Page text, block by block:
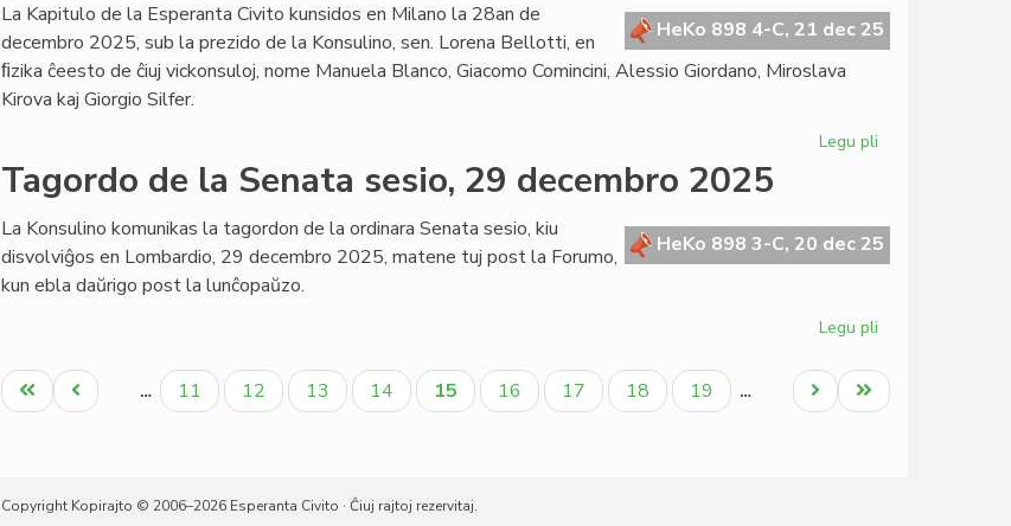
malfirmas,
Martinelli
konfirmas
HeKo 898 4-C, 21 dec 25
La Kapitulo de la Esperanta Civito kunsidos en Milano la 28an de
decembro 2025, sub la prezido de la Konsulino, sen. Lorena Bellotti, en
ﬁzika ĉeesto de ĉiuj vickonsuloj, nome Manuela Blanco, Giacomo Comincini, Alessio Giordano, Miroslava
Kirova kaj Giorgio Silfer.
Legu pli
fizike
en
Tagordo de la Senata sesio, 29 decembro 2025
HeKo 898 3-C, 20 dec 25
La Konsulino komunikas la tagordon de la ordinara Senata sesio, kiu
disvolviĝos en Lombardio, 29 decembro 2025, matene tuj post la Forumo,
kun ebla daŭrigo post la lunĉopaŭzo.
Legu pli
de
la
Pagination
Unua
paĝo
Antaŭa
paĝo
… Paĝo
11 Paĝo
12 Paĝo
13 Paĝo
14
Aktuala
paĝo
15 Paĝo
16 Paĝo
17 Paĝo
18 Paĝo
19 …
Last
page
Next
page
Copyright Kopirajto © 2006–2026 Esperanta Civito · Ĉiuj rajtoj rezervitaj.